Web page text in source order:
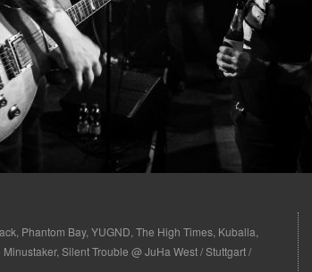
Phantom Bay, YUGND, The High Times, Kuballa,
Silent Trouble @ JuHa West / Stuttgart /